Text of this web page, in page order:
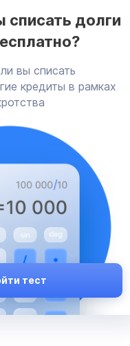
списать долги
вы списать
кредиты в рамках
тест